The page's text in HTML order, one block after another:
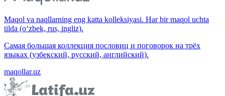
Maqol va naqllarning eng katta kolleksiyasi. Har bir maqol uchta
tilda (o‘zbek, rus, ingliz).
Самая большая коллекция пословиц и поговорок на трёх
языках (узбекский, русский, английский).
maqollar.uz